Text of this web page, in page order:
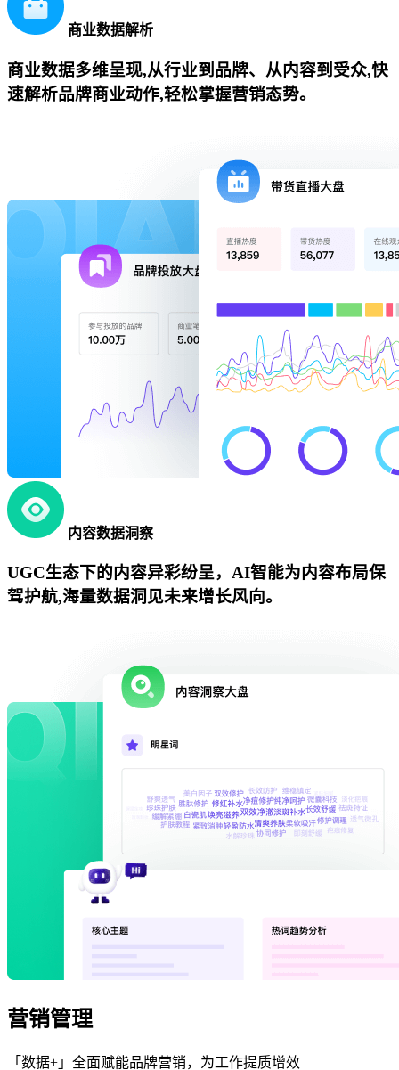
商业数据解析
商业数据多维呈现,从行业到品牌、从内容到受众,快
速解析品牌商业动作,轻松掌握营销态势。
内容数据洞察
UGC生态下的内容异彩纷呈，AI智能为内容布局保
驾护航,海量数据洞见未来增长风向。
营销管理
「数据+」全面赋能品牌营销，为工作提质增效